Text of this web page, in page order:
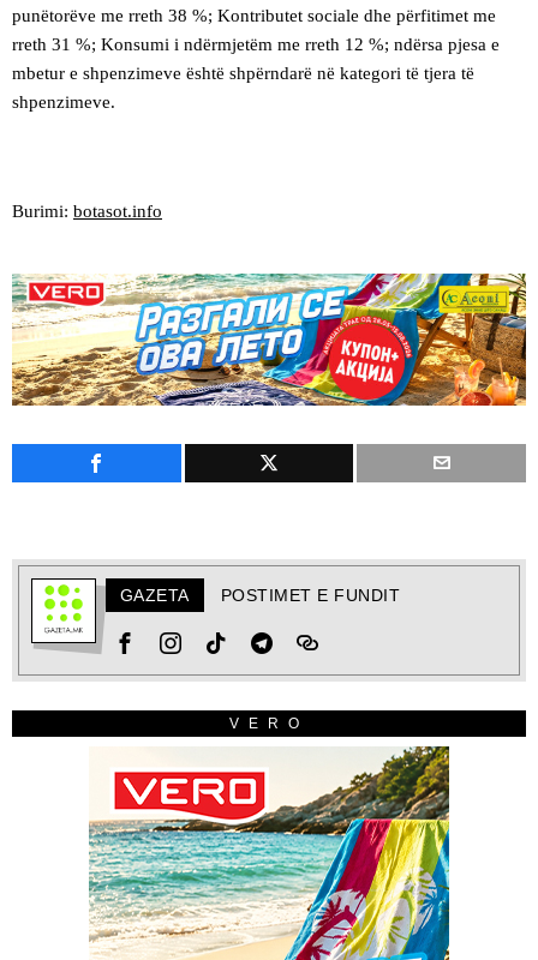
punëtorëve me rreth 38 %; Kontributet sociale dhe përfitimet me
rreth 31 %; Konsumi i ndërmjetëm me rreth 12 %; ndërsa pjesa e
mbetur e shpenzimeve është shpërndarë në kategori të tjera të
shpenzimeve.
Burimi: botasot.info
GAZETA POSTIMET E FUNDIT
VERO